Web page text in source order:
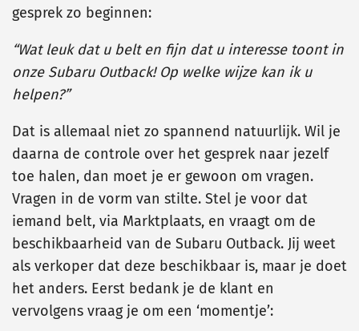
gesprek zo beginnen:
“Wat leuk dat u belt en fijn dat u interesse toont in
onze Subaru Outback! Op welke wijze kan ik u
helpen?”
Dat is allemaal niet zo spannend natuurlijk. Wil je
daarna de controle over het gesprek naar jezelf
toe halen, dan moet je er gewoon om vragen.
Vragen in de vorm van stilte. Stel je voor dat
iemand belt, via Marktplaats, en vraagt om de
beschikbaarheid van de Subaru Outback. Jij weet
als verkoper dat deze beschikbaar is, maar je doet
het anders. Eerst bedank je de klant en
vervolgens vraag je om een ‘momentje’: